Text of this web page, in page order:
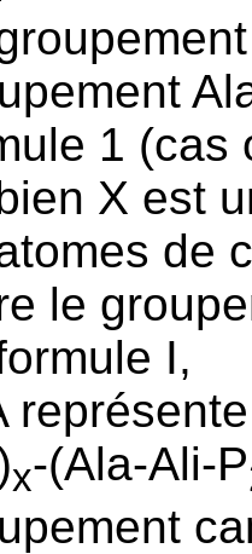
1 (cas
X est
de
le
I,
x-(Ala-Ali-P